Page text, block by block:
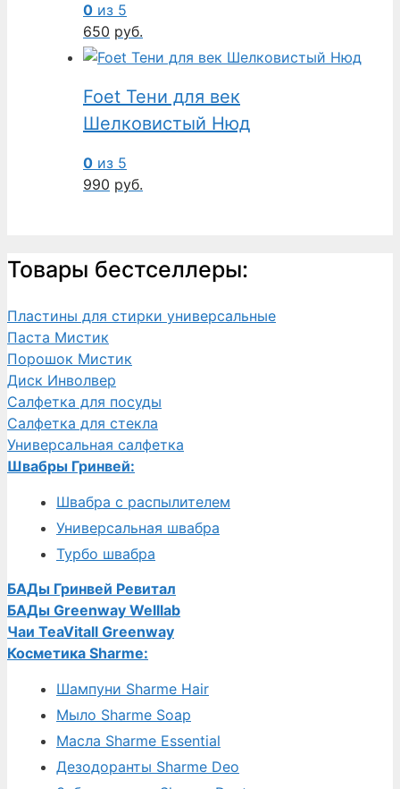
0 из 5
650 руб.
Foet Тени для век
Шелковистый Нюд
0 из 5
990 руб.
Товары бестселлеры:
Пластины для стирки универсальные
Паста Мистик
Порошок Мистик
Диск Инволвер
Салфетка для посуды
Салфетка для стекла
Универсальная салфетка
Швабры Гринвей:
Швабра с распылителем
Универсальная швабра
Турбо швабра
БАДы Гринвей Ревитал
БАДы Greenway Welllab
Чаи TeaVitall Greenway
Косметика Sharme:
Шампуни Sharme Hair
Мыло Sharme Soap
Масла Sharme Essential
Дезодоранты Sharme Deo